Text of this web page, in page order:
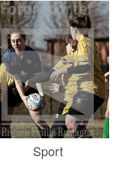
Sport